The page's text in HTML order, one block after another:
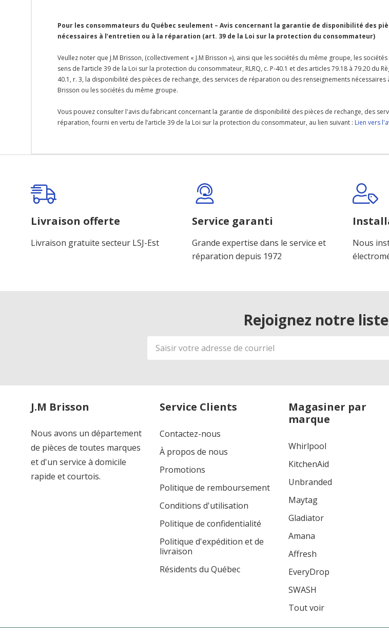
Pour les consommateurs du Québec seulement – Avis concernant la garantie de disponibilité des
nécessaires à l’entretien ou à la réparation (art. 39 de la Loi sur la protection du consommateur)
Veullez noter que J.M Brisson, (collectivement « J.M Brisson »), ainsi que les sociétés du même groupe, les
sens de l’article 39 de la Loi sur la protection du consommateur, RLRQ, c. P-40.1 et des articles 79.18 à 79.20 du
40.1, r. 3, la disponibilité des pièces de rechange, des services de réparation ou des renseignements
Brisson ou les sociétés du même groupe.
Vous pouvez consulter l'avis du fabricant concernant la garantie de disponibilité des pièces de rechange, des
réparation, fourni en vertu de l’article 39 de la Loi sur la protection du consommateur, au lien suivant : Lien vers
personnalisé
Livraison offerte
Livraison gratuite secteur LSJ-Est
Service garanti
Grande expertise dans le service et
réparation depuis 1972
Nous
Rejoignez notre liste
Adresse
de
J.M Brisson
Nous avons un département
de pièces de toutes marques
et d'un service à domicile
rapide et courtois.
Service Clients
Contactez-nous
À propos de nous
Promotions
Politique de remboursement
Conditions d'utilisation
Politique de confidentialité
Politique d'expédition et de
livraison
Résidents du Québec
Magasiner par
marque
Whirlpool
KitchenAid
Unbranded
Maytag
Gladiator
Amana
Affresh
EveryDrop
SWASH
Tout voir